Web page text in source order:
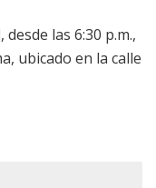
las 6:30 p.m.,
ubicado en la calle